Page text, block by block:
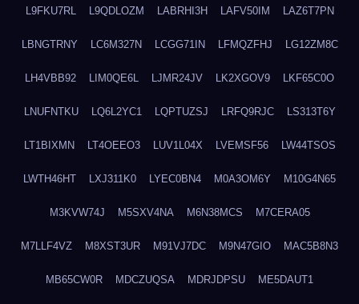
L9FKU7RL L9QDLOZM LABRHI3H LAFV50IM LAZ6T7PN
LBNGTRNY LC6M327N LCGG71IN LFMQZFHJ LG12ZM8C
LH4VBB92 LIM0QE6L LJMR24JV LK2XGOV9 LKF65C0O
LNUFNTKU LQ6L2YC1 LQPTUZSJ LRFQ9RJC LS313T6Y
LT1BIXMN LT4OEEO3 LUV1L04X LVEMSF56 LW44TSOS
LWTH46HT LXJ311K0 LYEC0BN4 M0A3OM6Y M10G4N65
M3KVW74J M5SXV4NA M6N38MCS M7CERA05
M7LLF4VZ M8XST3UR M91VJ7DC M9N47GIO MAC5B8N3
MB65CW0R MDCZUQSA MDRJDPSU ME5DAUT1